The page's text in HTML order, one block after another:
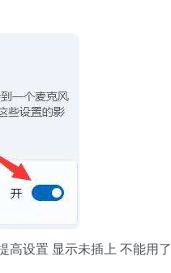
高设置 显示未插上 不能用了